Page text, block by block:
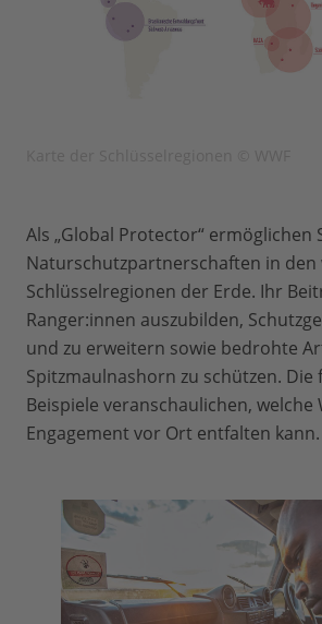
Als „Global Protector“ ermöglichen
Naturschutzpartnerschaften in den
Schlüsselregionen der Erde. Ihr
Ranger:innen auszubilden,
und zu erweitern sowie bedrohte
Spitzmaulnashorn zu schützen. Die
Beispiele veranschaulichen, welche
Engagement vor Ort entfalten kann.